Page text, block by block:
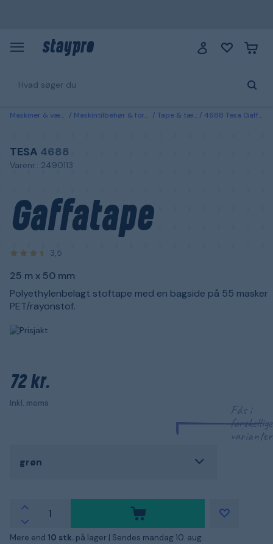
Maskiner & værktøj Maskintilbehør & forbrugsvarer Tape & tætningslister 4688 Tesa Gaffatape 25 m x 50 mm grøn
TESA 4688
Varenr.: 2490113
Gaffatape
3,5
25 m x 50 mm
Polyethylenbelagt stoftape med en bagside på 55 masker
PET/rayonstof.
72 kr.
Inkl. moms
Fås i
forskellige
varianter
grøn
Mere end 10 stk. på lager | Sendes mandag 10. aug.